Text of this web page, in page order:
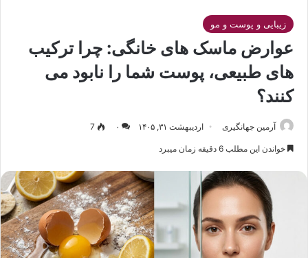
زیبایی و پوست و مو
عوارض ماسک های خانگی: چرا ترکیب
های طبیعی، پوست شما را نابود می
کنند؟
آرمین جهانگیری اردیبهشت ۳۱, ۱۴۰۵ ۰ 7
خواندن این مطلب 6 دقیقه زمان میبرد